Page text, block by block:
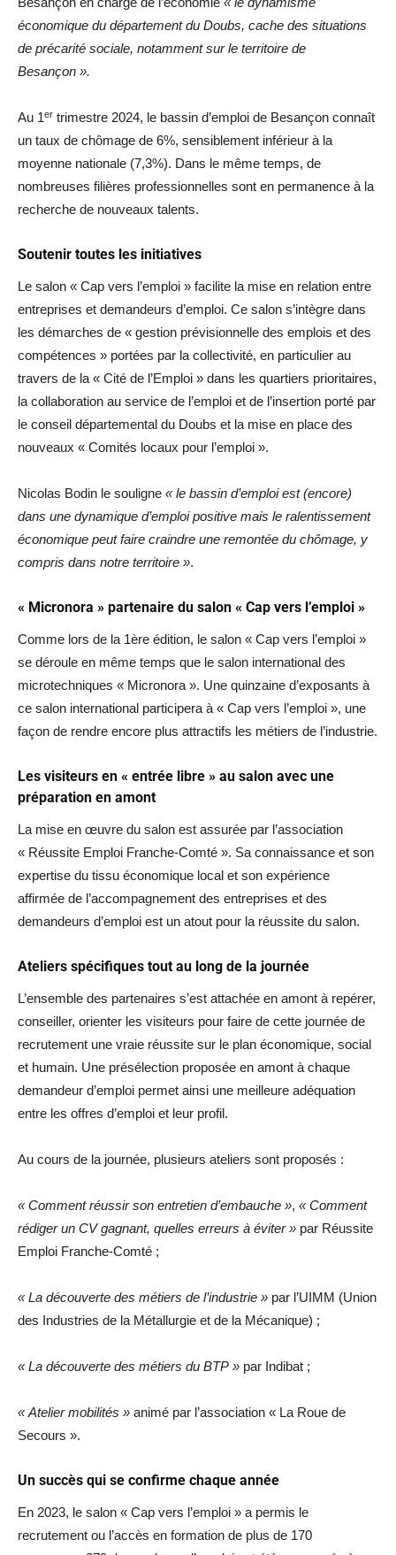
économique du département du Doubs, cache des situations
de précarité sociale, notamment sur le territoire de
Besançon ».
Au 1er trimestre 2024, le bassin d’emploi de Besançon connaît
un taux de chômage de 6%, sensiblement inférieur à la
moyenne nationale (7,3%). Dans le même temps, de
nombreuses filières professionnelles sont en permanence à la
recherche de nouveaux talents.
Soutenir toutes les initiatives
Le salon « Cap vers l’emploi » facilite la mise en relation entre
entreprises et demandeurs d’emploi. Ce salon s’intègre dans
les démarches de « gestion prévisionnelle des emplois et des
compétences » portées par la collectivité, en particulier au
travers de la « Cité de l’Emploi » dans les quartiers prioritaires,
la collaboration au service de l’emploi et de l’insertion porté par
le conseil départemental du Doubs et la mise en place des
nouveaux « Comités locaux pour l’emploi ».
Nicolas Bodin le souligne « le bassin d’emploi est (encore)
dans une dynamique d’emploi positive mais le ralentissement
économique peut faire craindre une remontée du chômage, y
compris dans notre territoire ».
« Micronora » partenaire du salon « Cap vers l’emploi »
Comme lors de la 1ère édition, le salon « Cap vers l’emploi »
se déroule en même temps que le salon international des
microtechniques « Micronora ». Une quinzaine d’exposants à
ce salon international participera à « Cap vers l’emploi », une
façon de rendre encore plus attractifs les métiers de l’industrie.
Les visiteurs en « entrée libre » au salon avec une
préparation en amont
La mise en œuvre du salon est assurée par l’association
« Réussite Emploi Franche-Comté ». Sa connaissance et son
expertise du tissu économique local et son expérience
affirmée de l’accompagnement des entreprises et des
demandeurs d’emploi est un atout pour la réussite du salon.
Ateliers spécifiques tout au long de la journée
L’ensemble des partenaires s’est attachée en amont à repérer,
conseiller, orienter les visiteurs pour faire de cette journée de
recrutement une vraie réussite sur le plan économique, social
et humain. Une présélection proposée en amont à chaque
demandeur d’emploi permet ainsi une meilleure adéquation
entre les offres d’emploi et leur profil.
Au cours de la journée, plusieurs ateliers sont proposés :
« Comment réussir son entretien d’embauche », « Comment
rédiger un CV gagnant, quelles erreurs à éviter » par Réussite
Emploi Franche-Comté ;
« La découverte des métiers de l’industrie » par l’UIMM (Union
des Industries de la Métallurgie et de la Mécanique) ;
« La découverte des métiers du BTP » par Indibat ;
« Atelier mobilités » animé par l’association « La Roue de
Secours ».
Un succès qui se confirme chaque année
En 2023, le salon « Cap vers l’emploi » a permis le
recrutement ou l’accès en formation de plus de 170